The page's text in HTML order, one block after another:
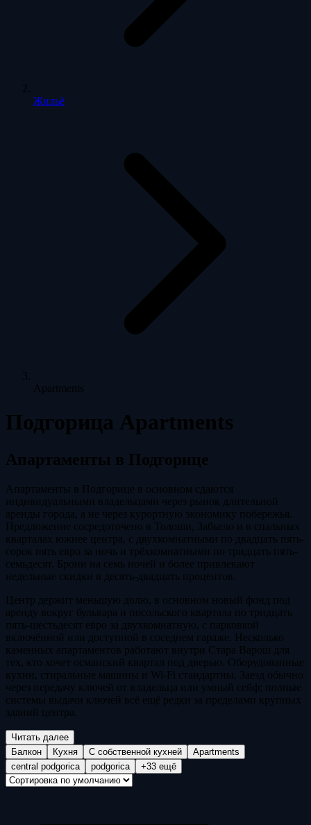
Жильё
Apartments
Подгорица Apartments
Апартаменты в Подгорице
Апартаменты в Подгорице в основном сдаются
индивидуальными владельцами через рынок длительной
аренды города, а не через курортную экономику побережья.
Предложение сосредоточено в Толоши, Забьело и в спальных
кварталах южнее центра, с двухкомнатными по двадцать пять-
сорок пять евро за ночь и трёхкомнатными по тридцать пять-
семьдесят. Брони на семь ночей и более привлекают
недельные скидки в десять-двадцать процентов.
Центр держит меньшую долю, в основном новый фонд под
аренду вокруг бульвара и посольского квартала по тридцать
пять-шестьдесят евро за двухкомнатную, с парковкой
включённой или доступной в соседнем гараже. Несколько
каменных апартаментов работают внутри Стара Варош для
тех, кто хочет османский квартал под дверью. Оборудованные
кухни, стиральные машины и Wi-Fi стандартны. Заезд обычно
через передачу ключей от владельца или умный сейф; полные
системы выдачи ключей всё ещё редки за пределами крупных
зданий центра.
Читать далее
Балкон
Кухня С собственной кухней
Apartments
central podgorica
podgorica +33 ещё